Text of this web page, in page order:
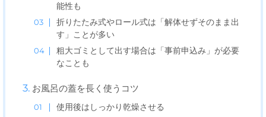
能性も
折りたたみ式やロール式は「解体せずそのまま出
す」ことが多い
粗大ゴミとして出す場合は「事前申込み」が必要
なことも
お風呂の蓋を長く使うコツ
使用後はしっかり乾燥させる